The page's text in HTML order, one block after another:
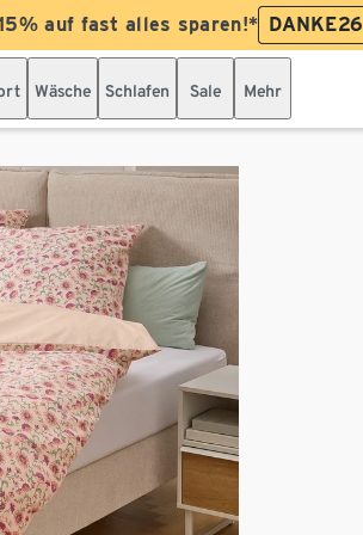
auf fast alles sparen!* DANKE26
Wäsche Schlafen Sale Mehr